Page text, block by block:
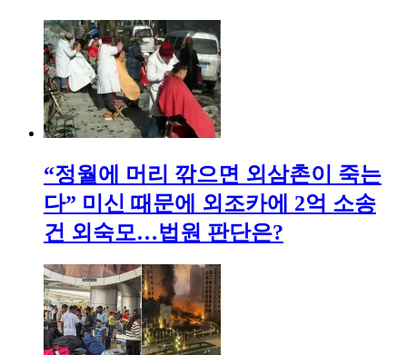
“정월에 머리 깎으면 외삼촌이 죽는
다” 미신 때문에 외조카에 2억 소송
건 외숙모…법원 판단은?